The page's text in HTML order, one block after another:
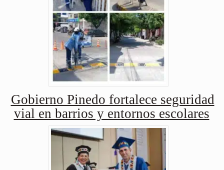
Gobierno Pinedo fortalece seguridad
vial en barrios y entornos escolares